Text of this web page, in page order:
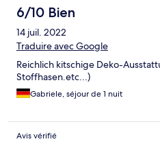
6/10 Bien
14 juil. 2022
Traduire avec Google
Reichlich kitschige Deko-
Stoffhasen.etc...)
Gabriele, séjour de 1 nuit
Avis vérifié